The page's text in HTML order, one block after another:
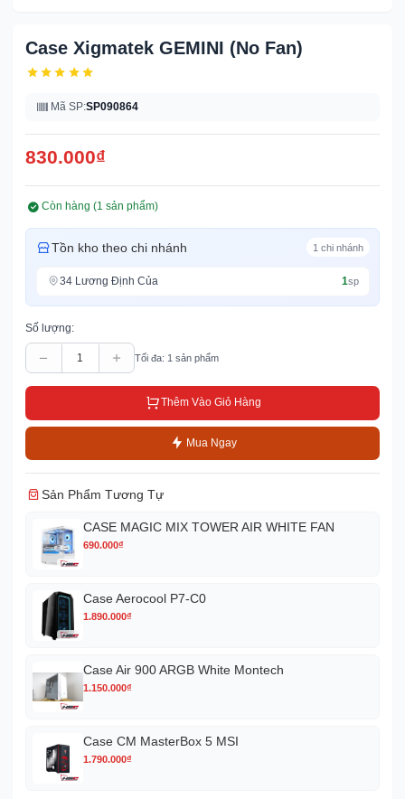
Case Xigmatek GEMINI (No Fan)
Mã SP:SP090864
830.000₫
Còn hàng (1 sản phẩm)
Tồn kho theo chi nhánh 1 chi nhánh
34 Lương Định Của 1sp
Số lượng:
Tối đa: 1 sản phẩm
Thêm Vào Giỏ Hàng
Mua Ngay
Sản Phẩm Tương Tự
CASE MAGIC MIX TOWER AIR WHITE FAN
690.000₫
Case Aerocool P7-C0
1.890.000₫
Case Air 900 ARGB White Montech
1.150.000₫
Case CM MasterBox 5 MSI
1.790.000₫